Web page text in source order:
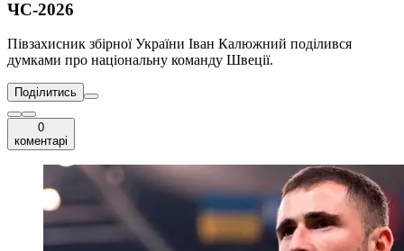
ЧС-2026
Півзахисник збірної України Іван Калюжний поділився
думками про національну команду Швеції.
Поділитись
0
коментарі